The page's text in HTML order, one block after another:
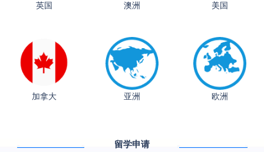
英国 澳洲 美国
加拿大 亚洲 欧洲
留学申请